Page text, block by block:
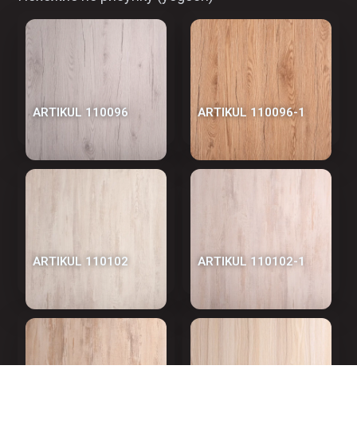
АRTIKUL 110096 АRTIKUL 110096-1
АRTIKUL 110102 АRTIKUL 110102-1